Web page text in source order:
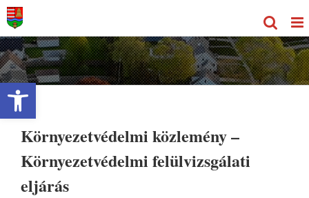
Eszköztár megnyitása
Kihagyás
Környezetvédelmi közlemény –
Környezetvédelmi felülvizsgálati
eljárás